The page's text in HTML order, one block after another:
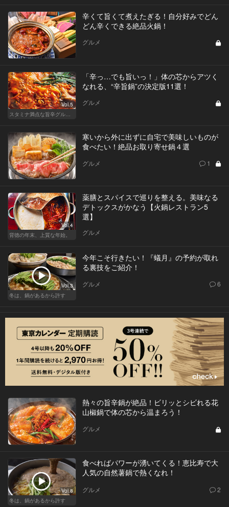
辛くて旨くて煮えたぎる！自分好みでどん
どん辛くできる絶品火鍋！
グルメ
Vol.5
「辛っ…でも旨いっ！」体の芯からアツく
なれる、“辛旨鍋”の決定版11選！
グルメ
寒いから外に出ずに自宅で美味しいものが
食べたい！絶品お取り寄せ鍋４選
グルメ 1
Vol.4
背徳の年末、上質な年始。
薬膳とスパイスで巡りを整える。美味なる
デトックスがかなう【火鍋レストラン5
選】
グルメ
Vol.3
冬は、鍋があるから許す
今年こそ行きたい！『蟻月』の予約が取れ
る裏技をご紹介！
グルメ 6
熱々の旨辛鍋が絶品！ビリッとシビれる花
山椒鍋で体の芯から温まろう！
グルメ
Vol.8
冬は、鍋があるから許す
食べればパワーが湧いてくる！恵比寿で大
人気の自然薯鍋で熱くなれ！
グルメ 2